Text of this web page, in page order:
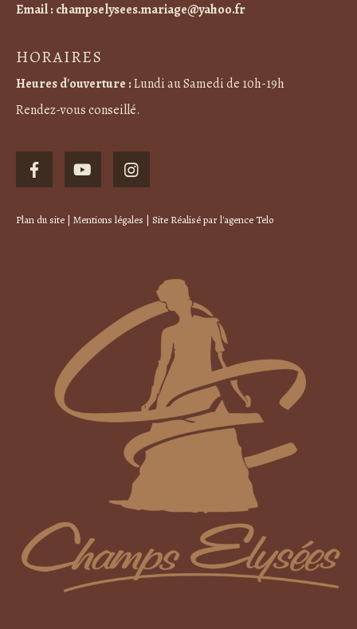
Email : champselysees.mariage@yahoo.fr
HORAIRES
Heures d'ouverture :Lundi au Samedi de 10h-19h
Rendez-vous conseillé.
Plan du site | Mentions légales | Site Réalisé parl'agence Telo